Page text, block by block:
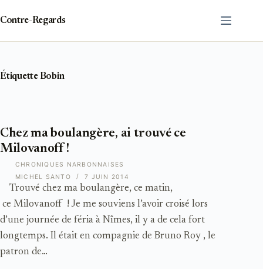
contenu
Contre-Regards
ÉtiquetteBobin
CHRONIQUES NARBONNAISES
Chez ma boulangère, ai trouvé ce
Milovanoff !
Trouvé chez ma boulangère, ce matin,
ce Milovanoff ! Je me souviens l’avoir croisé lors
d’une journée de féria à Nîmes, il y a de cela fort
longtemps. Il était en compagnie de Bruno Roy , le
patron de…
MICHEL SANTO 7 JUIN 2014